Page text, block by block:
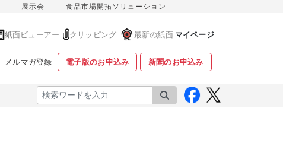
展示会 食品市場開拓ソリューション
紙面ビューアー クリッピング 最新の紙面 マイページ
メルマガ登録 電子版のお申込み 新聞のお申込み
検索